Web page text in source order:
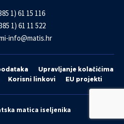
1) 61 15 116
1) 61 11 522
info@matis.hr
Upravljanje kolačićima
Korisni linkovi EU projekti
matica iseljenika